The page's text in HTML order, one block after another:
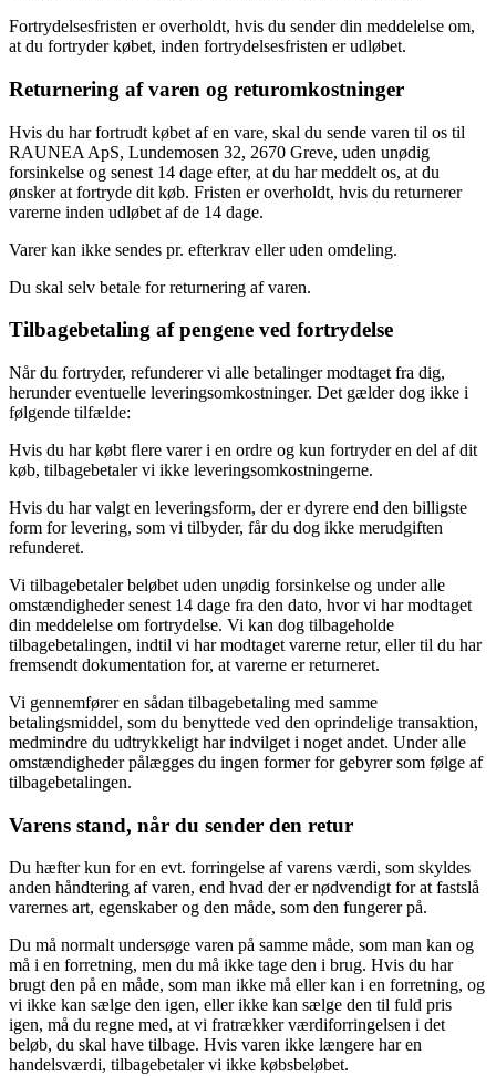
Fortrydelsesfristen er overholdt, hvis du sender din meddelelse om,
at du fortryder købet, inden fortrydelsesfristen er udløbet.
Returnering af varen og returomkostninger
Hvis du har fortrudt købet af en vare, skal du sende varen til os til
RAUNEA ApS, Lundemosen 32, 2670 Greve, uden unødig
forsinkelse og senest 14 dage efter, at du har meddelt os, at du
ønsker at fortryde dit køb. Fristen er overholdt, hvis du returnerer
varerne inden udløbet af de 14 dage.
Varer kan ikke sendes pr. efterkrav eller uden omdeling.
Du skal selv betale for returnering af varen.
Tilbagebetaling af pengene ved fortrydelse
Når du fortryder, refunderer vi alle betalinger modtaget fra dig,
herunder eventuelle leveringsomkostninger. Det gælder dog ikke i
følgende tilfælde:
Hvis du har købt flere varer i en ordre og kun fortryder en del af dit
køb, tilbagebetaler vi ikke leveringsomkostningerne.
Hvis du har valgt en leveringsform, der er dyrere end den billigste
form for levering, som vi tilbyder, får du dog ikke merudgiften
refunderet.
Vi tilbagebetaler beløbet uden unødig forsinkelse og under alle
omstændigheder senest 14 dage fra den dato, hvor vi har modtaget
din meddelelse om fortrydelse. Vi kan dog tilbageholde
tilbagebetalingen, indtil vi har modtaget varerne retur, eller til du har
fremsendt dokumentation for, at varerne er returneret.
Vi gennemfører en sådan tilbagebetaling med samme
betalingsmiddel, som du benyttede ved den oprindelige transaktion,
medmindre du udtrykkeligt har indvilget i noget andet. Under alle
omstændigheder pålægges du ingen former for gebyrer som følge af
tilbagebetalingen.
Varens stand, når du sender den retur
Du hæfter kun for en evt. forringelse af varens værdi, som skyldes
anden håndtering af varen, end hvad der er nødvendigt for at fastslå
varernes art, egenskaber og den måde, som den fungerer på.
Du må normalt undersøge varen på samme måde, som man kan og
må i en forretning, men du må ikke tage den i brug. Hvis du har
brugt den på en måde, som man ikke må eller kan i en forretning, og
vi ikke kan sælge den igen, eller ikke kan sælge den til fuld pris
igen, må du regne med, at vi fratrækker værdiforringelsen i det
beløb, du skal have tilbage. Hvis varen ikke længere har en
handelsværdi, tilbagebetaler vi ikke købsbeløbet.